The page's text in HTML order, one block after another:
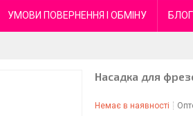
УМОВИ ПОВЕРНЕННЯ І ОБМІНУ БЛОГ
Насадка для
Немає в наявності